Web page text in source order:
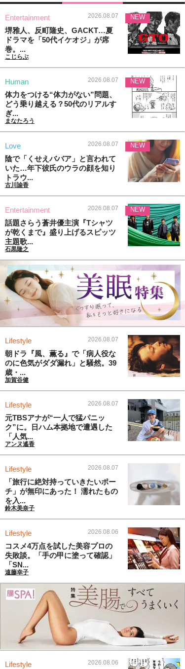
Entertainment 2026.08.07
堺雅人、反町隆史、GACKT…夏
ドラマを「50代イケオジ」が席
巻。...
こじらぶ
NEW
Human 2026.08.07
体力をつける“体力がない”問題、
どう乗り越える？50代のリアルす
ぎ...
まなたろう
NEW
Love 2026.08.07
陰で「くせえババア」と言われて
いた…年下彼氏のウラの顔を知り
トラウ...
古川諭香
NEW
Entertainment 2026.08.07
話題さらう蒼井優主演『Tシャツ
が乾くまで』盛り上げるスピッツ
主題歌...
石黒隆之
NEW
Lifestyle 2026.08.07
朝ドラ『風、薫る』で「病人役な
のに色気がダダ漏れ」と騒然。39
歳・...
加賀谷健
Lifestyle 2026.08.07
元TBSアナが“一人で猛パニッ
ク”に。日ハム本拠地で遭遇した
「人気...
アンヌ遙香
Lifestyle 2026.08.07
「旅行に絶対持っていきたいポー
チ」が無印にあった！ 濡れたもの
を入...
鈴木美奈子
Lifestyle 2026.08.06
コスメ4万点を試した美容プロの
失敗談。「手の甲に塗って確認」
「SN...
遠藤幸子
Lifestyle 2026.08.06